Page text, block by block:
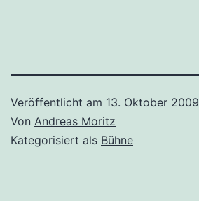
Veröffentlicht am 13. Oktober 2009
Von Andreas Moritz
Kategorisiert als Bühne